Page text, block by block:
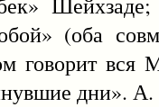
(оба
говорит вся
дни». А.